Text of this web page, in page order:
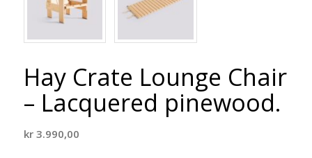
Hay Crate Lounge Chair
– Lacquered pinewood.
kr3.990,00